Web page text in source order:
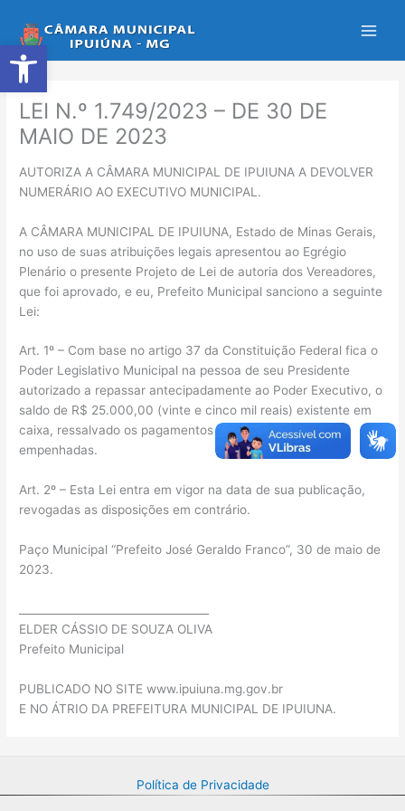
Abrir a barra de ferramentas
para
o
conteúdo
LEI N.º 1.749/2023 – DE 30 DE
MAIO DE 2023
AUTORIZA A CÂMARA MUNICIPAL DE IPUIUNA A DEVOLVER
NUMERÁRIO AO EXECUTIVO MUNICIPAL.
A CÂMARA MUNICIPAL DE IPUIUNA, Estado de Minas Gerais,
no uso de suas atribuições legais apresentou ao Egrégio
Plenário o presente Projeto de Lei de autoria dos Vereadores,
que foi aprovado, e eu, Prefeito Municipal sanciono a seguinte
Lei:
Art. 1º – Com base no artigo 37 da Constituição Federal fica o
Poder Legislativo Municipal na pessoa de seu Presidente
autorizado a repassar antecipadamente ao Poder Executivo, o
saldo de R$ 25.000,00 (vinte e cinco mil reais) existente em
caixa, ressalvado os pagamentos das despesas já
empenhadas.
Art. 2º – Esta Lei entra em vigor na data de sua publicação,
revogadas as disposições em contrário.
Paço Municipal “Prefeito José Geraldo Franco”, 30 de maio de
2023.
ELDER CÁSSIO DE SOUZA OLIVA
Prefeito Municipal
PUBLICADO NO SITE www.ipuiuna.mg.gov.br
E NO ÁTRIO DA PREFEITURA MUNICIPAL DE IPUIUNA.
Política de Privacidade